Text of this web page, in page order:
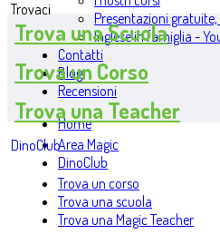
Presentazioni
Inglese in famiglia -
Contatti
Blog
Recensioni
Home
Area Magic
DinoClub
Trova un corso
Trova una scuola
Trova una Magic Teacher
Trovaci
Trova una Scuola
Trova un Corso
Trova una Teacher
DinoClub